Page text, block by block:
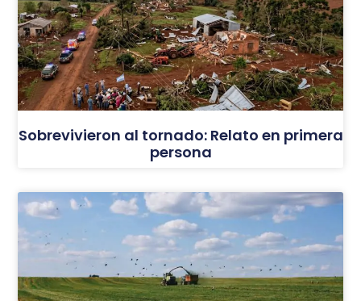
Sobrevivieron al tornado: Relato en primera
persona